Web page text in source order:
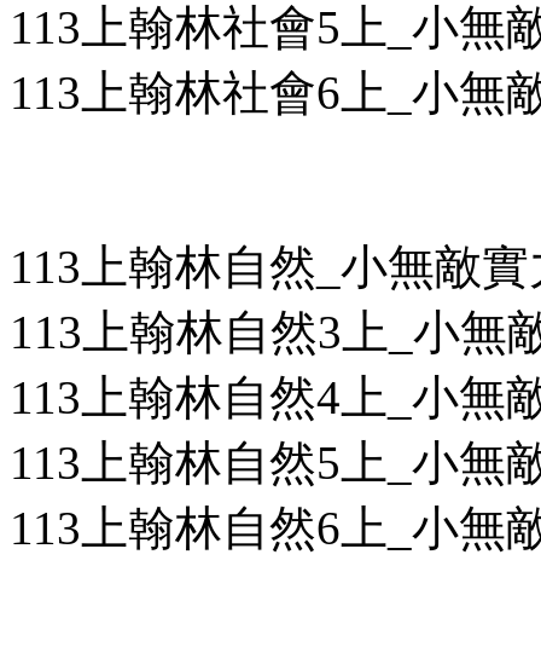
113上翰林社會5上_小無
113上翰林社會6上_小無
113上翰林自然_小無敵
113上翰林自然3上_小無
113上翰林自然4上_小無
113上翰林自然5上_小無
113上翰林自然6上_小無